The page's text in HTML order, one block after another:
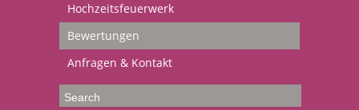
Hochzeitsfeuerwerk
Bewertungen
Anfragen & Kontakt